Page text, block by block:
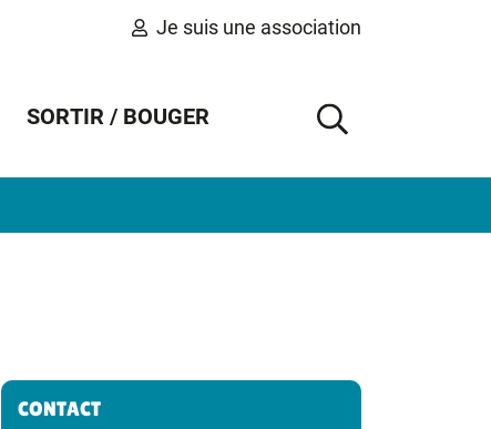
Je suis une association
SORTIR / BOUGER
AFFICHER
Informations complémentaires
CONTACT